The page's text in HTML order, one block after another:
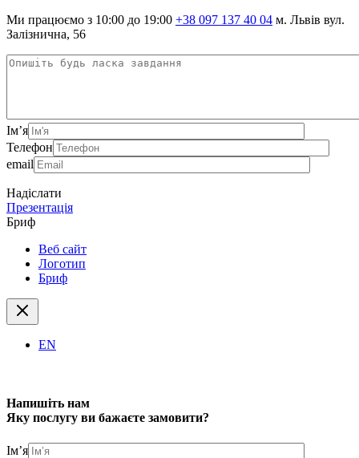
Ми працюємо з 10:00 до 19:00 +38 097 137 40 04 м. Львів вул.
Залізнична, 56
Ім’я
Телефон
email
Надіслати
Презентація
Бриф
Веб сайт
Логотип
Бриф
EN
Напишіть нам
Яку послугу ви бажаєте замовити?
Ім’я